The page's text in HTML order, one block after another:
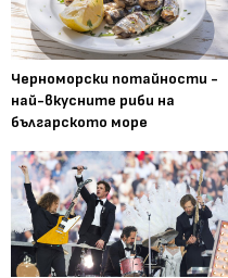
Черноморски потайности -
най-вкусните риби на
българското море